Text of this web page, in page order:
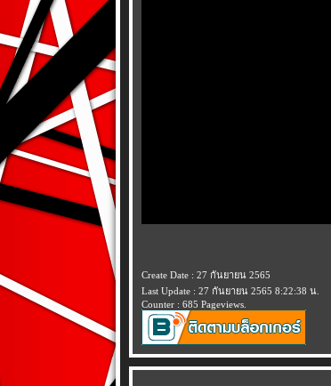
Create Date : 27 กันยายน 2565
Last Update : 27 กันยายน 2565 8:22:38 น.
Counter : 685 Pageviews.